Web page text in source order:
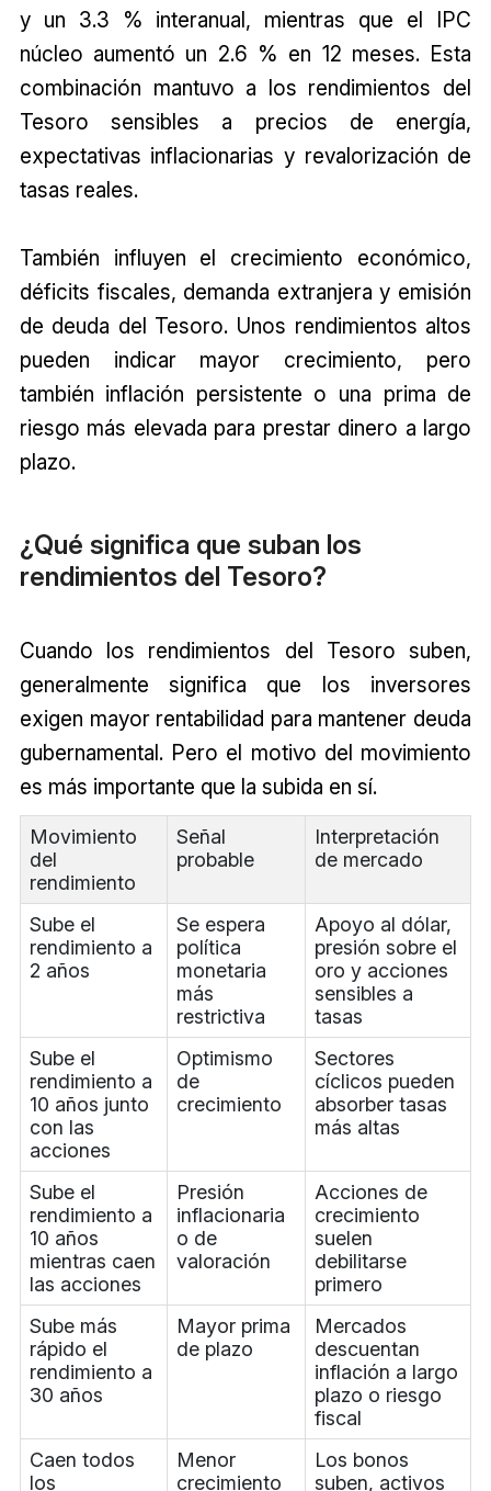
y un 3.3 % interanual, mientras que el IPC
núcleo aumentó un 2.6 % en 12 meses. Esta
combinación mantuvo a los rendimientos del
Tesoro sensibles a precios de energía,
expectativas inflacionarias y revalorización de
tasas reales.
También influyen el crecimiento económico,
déficits fiscales, demanda extranjera y emisión
de deuda del Tesoro. Unos rendimientos altos
pueden indicar mayor crecimiento, pero
también inflación persistente o una prima de
riesgo más elevada para prestar dinero a largo
plazo.
¿Qué significa que suban los
rendimientos del Tesoro?
Cuando los rendimientos del Tesoro suben,
generalmente significa que los inversores
exigen mayor rentabilidad para mantener deuda
gubernamental. Pero el motivo del movimiento
es más importante que la subida en sí.
Movimiento
del
rendimiento
Señal
probable
Interpretación
de mercado
Sube el
rendimiento a
2 años
Se espera
política
monetaria
más
restrictiva
Apoyo al dólar,
presión sobre el
oro y acciones
sensibles a
tasas
Sube el
rendimiento a
10 años junto
con las
acciones
Optimismo
de
crecimiento
Sectores
cíclicos pueden
absorber tasas
más altas
Sube el
rendimiento a
10 años
mientras caen
las acciones
Presión
inflacionaria
o de
valoración
Acciones de
crecimiento
suelen
debilitarse
primero
Sube más
rápido el
rendimiento a
30 años
Mayor prima
de plazo
Mercados
descuentan
inflación a largo
plazo o riesgo
fiscal
Caen todos
los
Menor
crecimiento
Los bonos
suben, activos